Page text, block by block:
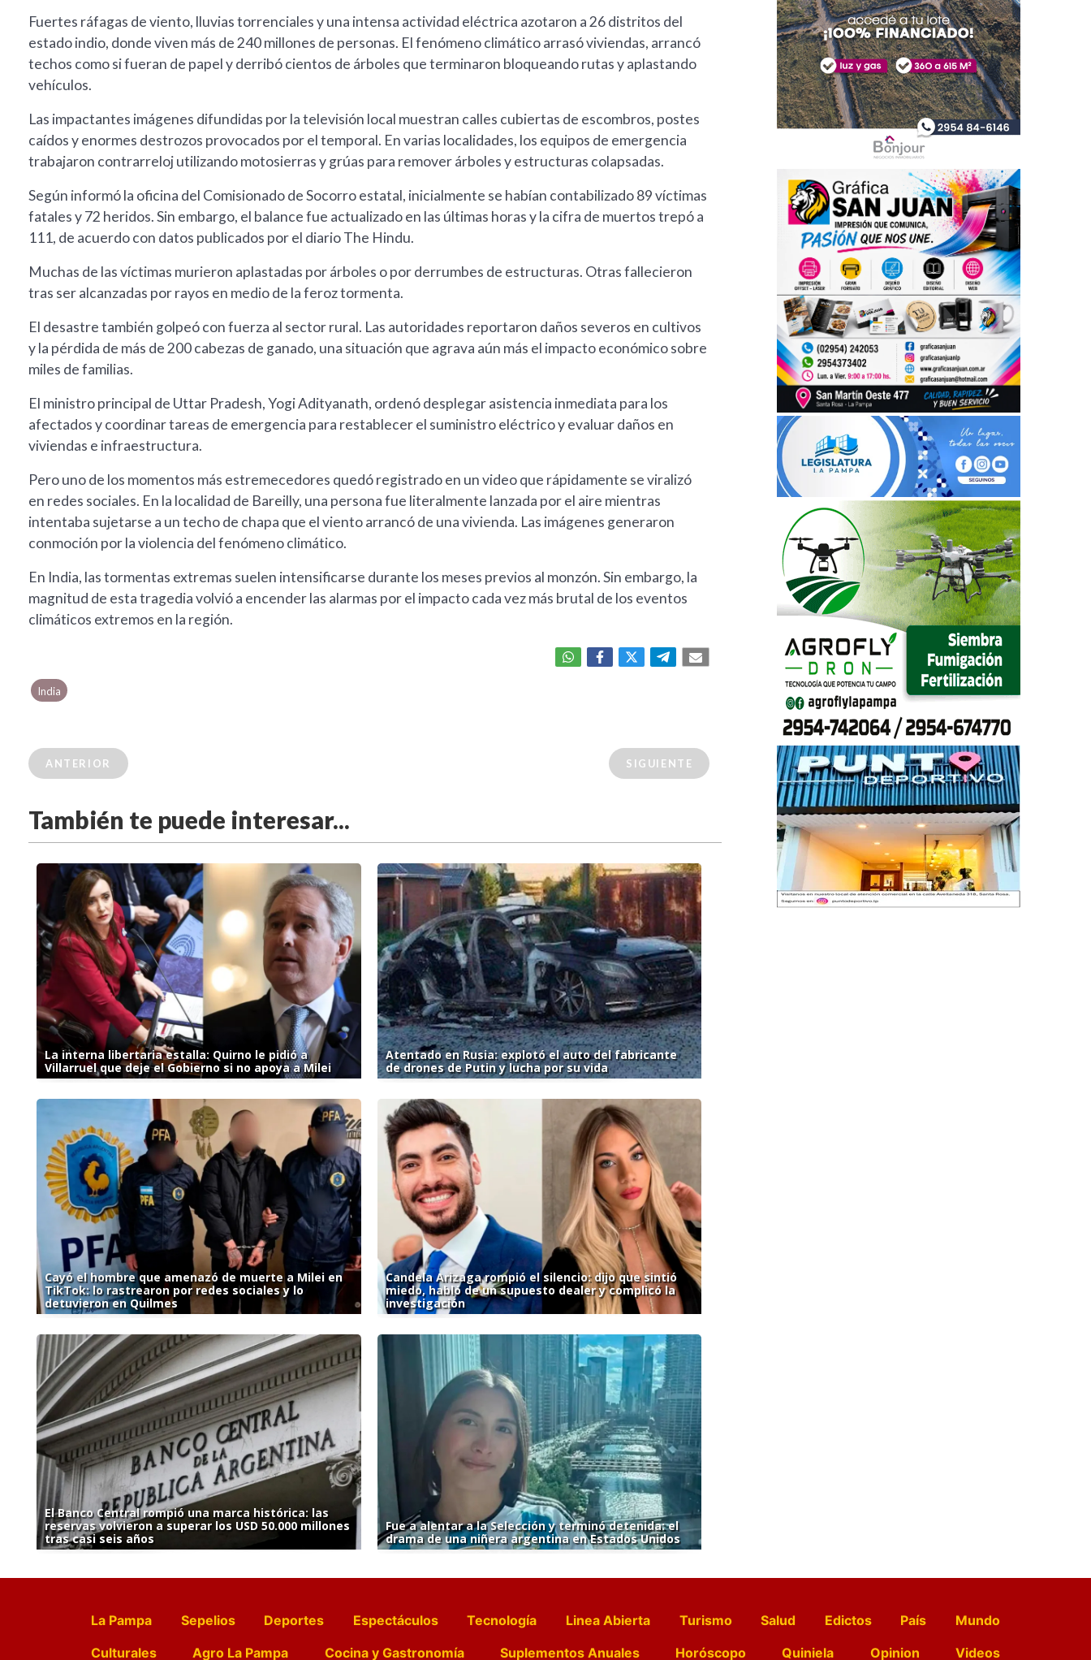
Fuertes ráfagas de viento, lluvias torrenciales y una intensa actividad eléctrica azotaron a 26 distritos del
estado indio, donde viven más de 240 millones de personas. El fenómeno climático arrasó viviendas, arrancó
techos como si fueran de papel y derribó cientos de árboles que terminaron bloqueando rutas y aplastando
vehículos.
Las impactantes imágenes difundidas por la televisión local muestran calles cubiertas de escombros, postes
caídos y enormes destrozos provocados por el temporal. En varias localidades, los equipos de emergencia
trabajaron contrarreloj utilizando motosierras y grúas para remover árboles y estructuras colapsadas.
Según informó la oficina del Comisionado de Socorro estatal, inicialmente se habían contabilizado 89 víctimas
fatales y 72 heridos. Sin embargo, el balance fue actualizado en las últimas horas y la cifra de muertos trepó a
111, de acuerdo con datos publicados por el diario The Hindu.
Muchas de las víctimas murieron aplastadas por árboles o por derrumbes de estructuras. Otras fallecieron
tras ser alcanzadas por rayos en medio de la feroz tormenta.
El desastre también golpeó con fuerza al sector rural. Las autoridades reportaron daños severos en cultivos
y la pérdida de más de 200 cabezas de ganado, una situación que agrava aún más el impacto económico sobre
miles de familias.
El ministro principal de Uttar Pradesh, Yogi Adityanath, ordenó desplegar asistencia inmediata para los
afectados y coordinar tareas de emergencia para restablecer el suministro eléctrico y evaluar daños en
viviendas e infraestructura.
Pero uno de los momentos más estremecedores quedó registrado en un video que rápidamente se viralizó
en redes sociales. En la localidad de Bareilly, una persona fue literalmente lanzada por el aire mientras
intentaba sujetarse a un techo de chapa que el viento arrancó de una vivienda. Las imágenes generaron
conmoción por la violencia del fenómeno climático.
En India, las tormentas extremas suelen intensificarse durante los meses previos al monzón. Sin embargo, la
magnitud de esta tragedia volvió a encender las alarmas por el impacto cada vez más brutal de los eventos
climáticos extremos en la región.
India
ANTERIOR SIGUIENTE
También te puede interesar...
La interna libertaria estalla: Quirno le pidió a
Villarruel que deje el Gobierno si no apoya a Milei
Atentado en Rusia: explotó el auto del fabricante
de drones de Putin y lucha por su vida
Cayó el hombre que amenazó de muerte a Milei en
TikTok: lo rastrearon por redes sociales y lo
detuvieron en Quilmes
Candela Arizaga rompió el silencio: dijo que sintió
miedo, habló de un supuesto dealer y complicó la
investigación
El Banco Central rompió una marca histórica: las
reservas volvieron a superar los USD 50.000 millones
tras casi seis años
Fue a alentar a la Selección y terminó detenida: el
drama de una niñera argentina en Estados Unidos
La Pampa Sepelios Deportes Espectáculos Tecnología Linea Abierta Turismo Salud Edictos País
Mundo
Culturales
Agro La Pampa Cocina y Gastronomía Suplementos Anuales Horóscopo Quiniela Opinion Videos